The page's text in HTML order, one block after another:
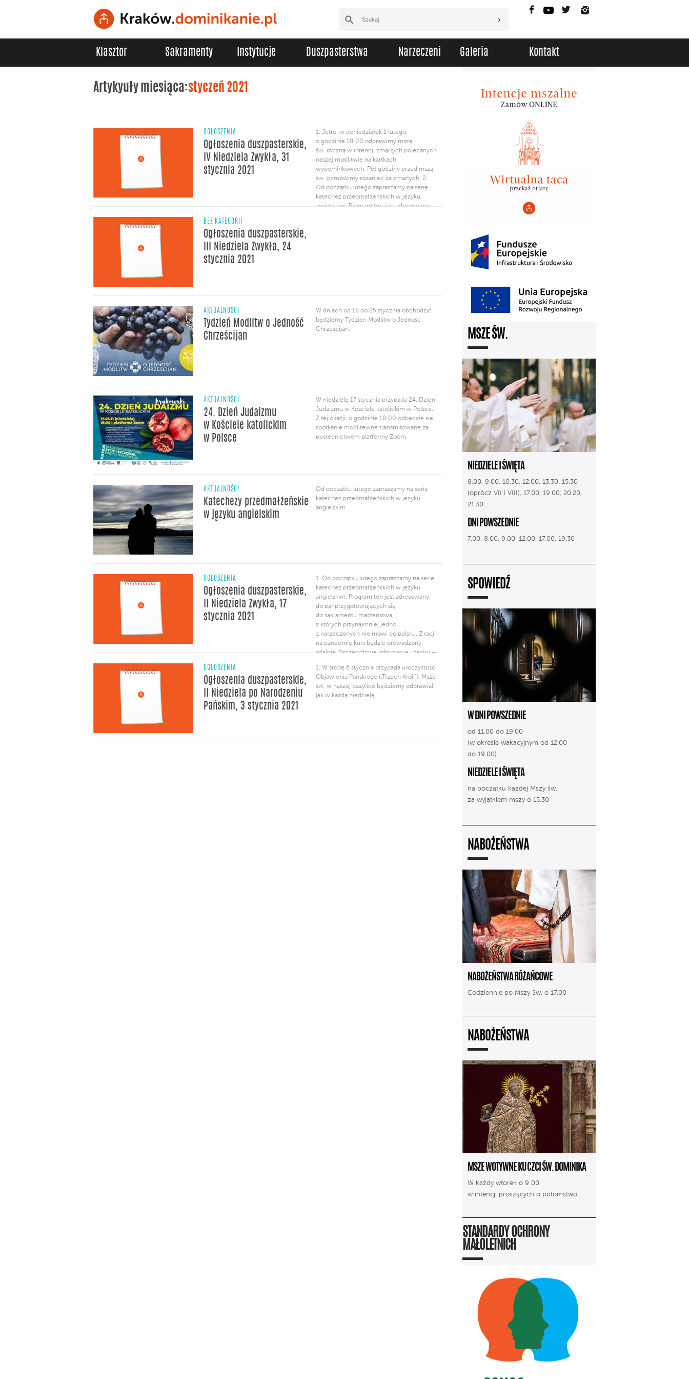
FacebookYouTubeTwitter
Klasztor Sakramenty Instytucje Duszpasterstwa Narzeczeni Galeria Kontakt
Artykyuły miesiąca:styczeń 2021
OGŁOSZENIA
Ogłoszenia duszpasterskie,
IV Niedziela Zwykła, 31
stycznia 2021
1. Jutro, w poniedziałek 1 lutego,
o godzinie 18:00 odprawimy mszę
św. roczną w intencji zmarłych polecanych
naszej modlitwie na kartkach
wypominkowych. Pół godziny przed mszą
św. odmówimy różaniec za zmarłych. 2.
Od początku lutego zapraszamy na serię
katechez przedmałżeńskich w języku
angielskim. Program ten jest adresowany
BEZ KATEGORII
Ogłoszenia duszpasterskie,
III Niedziela Zwykła, 24
stycznia 2021
AKTUALNOŚCI
Tydzień Modlitw o Jedność
Chrześcijan
W dniach od 18 do 25 stycznia obchodzić
będziemy Tydzień Modlitw o Jedność
Chrześcijan.
AKTUALNOŚCI
24. Dzień Judaizmu
w Kościele katolickim
w Polsce
W niedzielę 17 stycznia przypada 24. Dzień
Judaizmu w Kościele katolickim w Polsce.
Z tej okazji, o godzinie 18:00 odbędzie się
spotkanie modlitewne transmitowane za
pośrednictwem platformy Zoom.
AKTUALNOŚCI
Katechezy przedmałżeńskie
w języku angielskim
Od początku lutego zapraszamy na serię
katechez przedmałżeńskich w języku
angielskim
OGŁOSZENIA
Ogłoszenia duszpasterskie,
II Niedziela Zwykła, 17
stycznia 2021
1. Od początku lutego zapraszamy na serię
katechez przedmałżeńskich w języku
angielskim. Program ten jest adresowany
do par przygotowujących się
do sakramentu małżeństwa,
z których przynajmniej jedno
z narzeczonych nie mówi po polsku. Z racji
na pandemię kurs będzie prowadzony
zdalnie. Szczegółowe informacje i zapisy –
dniach od 18 do 25 stycznia trwa Tydzień
Modlitw o Jedność Chrześcijan. W imieniu
Rady Dialogu Archidiecezji krakowskiej
zapraszamy do udziału […]
OGŁOSZENIA
Ogłoszenia duszpasterskie,
II Niedziela po Narodzeniu
Pańskim, 3 stycznia 2021
1. W środę 6 stycznia przypada uroczystość
Objawienia Pańskiego („Trzech Króli”). Msze
św. w naszej bazylice będziemy odprawiali
jak w każdą niedzielę.
MSZE ŚW.
NIEDZIELE I ŚWIĘTA
8.00, 9.00, 10.30, 12.00, 13.30, 15.30
(oprócz VII i VIII), 17.00, 19.00, 20.20,
21.30
DNI POWSZEDNIE
7.00, 8.00, 9.00, 12.00, 17.00, 19.30
SPOWIEDŹ
W DNI POWSZEDNIE
od 11.00 do 19.00
(w okresie wakacyjnym od 12.00
do 19.00)
NIEDZIELE I ŚWIĘTA
na początku każdej Mszy św.
za wyjątkiem mszy o 15.30
NABOŻEŃSTWA
NABOŻEŃSTWA RÓŻAŃCOWE
Codziennie po Mszy Św. o 17.00
NABOŻEŃSTWA
MSZE WOTYWNE KU CZCI ŚW. DOMINIKA
W każdy wtorek o 9:00
w intencji proszących o potomstwo.
STANDARDY OCHRONY
MAŁOLETNICH